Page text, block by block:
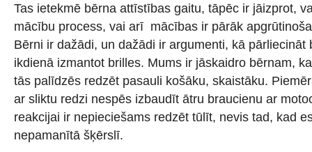
Tas ietekmē bērna attīstības gaitu, tāpēc ir jāizprot,
mācību process, vai arī mācības ir pārāk
Bērni ir dažādi, un dažādi ir argumenti, kā pārliecināt
ikdienā izmantot brilles. Mums ir jāskaidro bērnam,
tās palīdzēs redzēt pasauli košāku, skaistāku.
ar sliktu redzi nespēs izbaudīt ātru braucienu ar
reakcijai ir nepieciešams redzēt tūlīt, nevis tad, kad
nepamanītā šķērslī.